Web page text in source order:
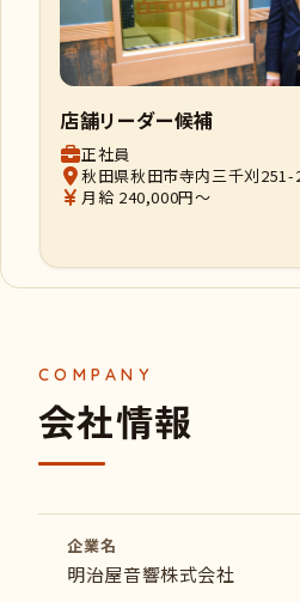
店舗リーダー候補
正社員
秋田県秋田市寺内三千刈251-
月給 240,000円～
会社情報
企業名
明治屋音響株式会社